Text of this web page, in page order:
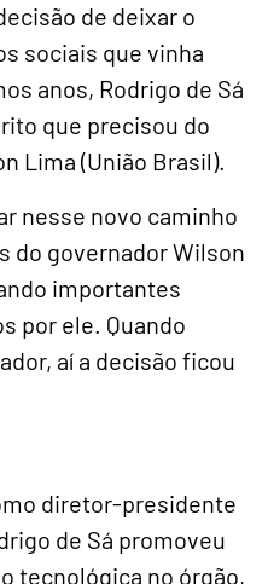
de deixar o
sociais que vinha
anos, Rodrigo de Sá
que precisou do
Lima (União Brasil).
nesse novo caminho
do governador Wilson
importantes
por ele. Quando
aí a decisão ficou
diretor-presidente
de Sá promoveu
tecnológica no órgão,